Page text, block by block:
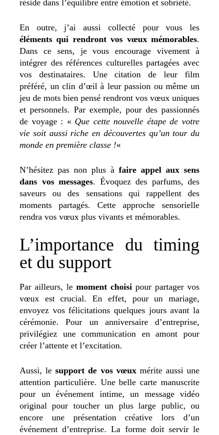
réside dans l’équilibre entre émotion et sobriété.
En outre, j’ai aussi collecté pour vous les
éléments qui rendront vos vœux mémorables.
Dans ce sens, je vous encourage vivement à
intégrer des références culturelles partagées avec
vos destinataires. Une citation de leur film
préféré, un clin d’œil à leur passion ou même un
jeu de mots bien pensé rendront vos vœux uniques
et personnels. Par exemple, pour des passionnés
de voyage : « Que cette nouvelle étape de votre
vie soit aussi riche en découvertes qu’un tour du
monde en première classe !«
N’hésitez pas non plus à faire appel aux sens
dans vos messages. Évoquez des parfums, des
saveurs ou des sensations qui rappellent des
moments partagés. Cette approche sensorielle
rendra vos vœux plus vivants et mémorables.
L’importance du timing
et du support
Par ailleurs, le moment choisi pour partager vos
vœux est crucial. En effet, pour un mariage,
envoyez vos félicitations quelques jours avant la
cérémonie. Pour un anniversaire d’entreprise,
privilégiez une communication en amont pour
créer l’attente et l’excitation.
Aussi, lesupport de vos vœuxmérite aussi une
attention particulière. Une belle carte manuscrite
pour un événement intime, un message vidéo
original pour toucher un plus large public, ou
encore une présentation créative lors d’un
événement d’entreprise. La forme doit servir le